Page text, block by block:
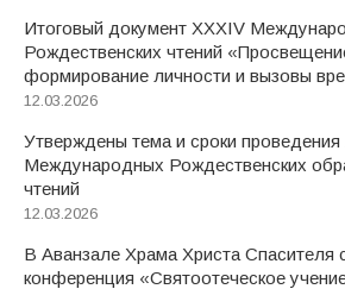
Итоговый документ XXХIV
Рождественских чтений
формирование личности и вызовы
12.03.2026
Утверждены тема и сроки проведения
Международных Рождественских
чтений
12.03.2026
В Аванзале Храма Христа Спасителя
конференция «Святоотеческое